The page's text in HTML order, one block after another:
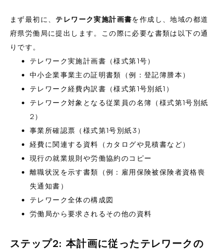
まず最初に、 テレワーク実施計画書を作成し、地域の都道
府県労働局に提出します。この際に必要な書類は以下の通
りです。
テレワーク実施計画書（様式第1号）
中小企業事業主の証明書類（例：登記簿謄本）
テレワーク経費内訳書（様式第1号別紙1）
テレワーク対象となる従業員の名簿（様式第1号別紙
2）
事業所確認票（様式第1号別紙3）
経費に関連する資料（カタログや見積書など）
現行の就業規則や労働協約のコピー
離職状況を示す書類（例：雇用保険被保険者資格喪
失通知書）
テレワーク全体の構成図
労働局から要求されるその他の資料
ステップ2: 本計画に従ったテレワークの